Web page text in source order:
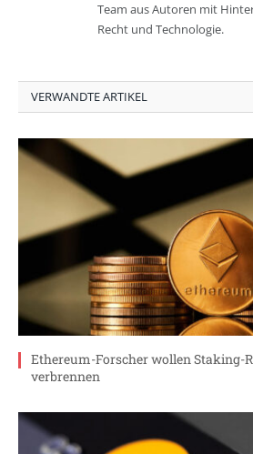
Team aus Autoren mit
Recht und Technologie.
VERWANDTE ARTIKEL
Ethereum-Forscher wollen Staking-
verbrennen